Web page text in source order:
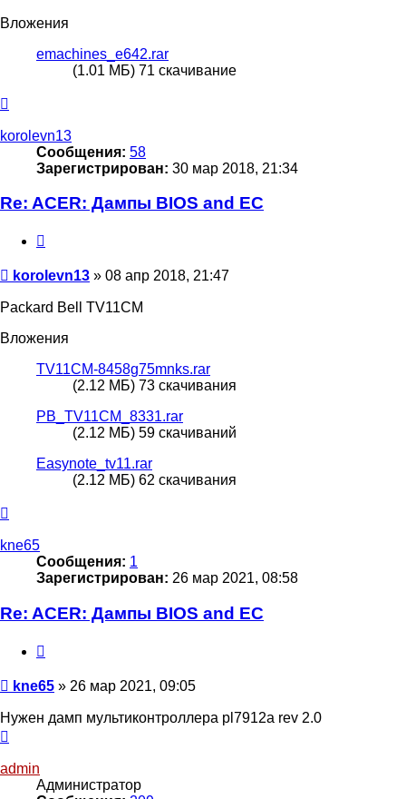
Вложения
emachines_e642.rar
(1.01 МБ) 71 скачивание
началу
korolevn13
Сообщения: 58
Зарегистрирован: 30 мар 2018, 21:34
Re: ACER: Дампы BIOS and EC
Сообщение
korolevn13 » 08 апр 2018, 21:47
Packard Bell TV11CM
Вложения
TV11CM-8458g75mnks.rar
(2.12 МБ) 73 скачивания
PB_TV11CM_8331.rar
(2.12 МБ) 59 скачиваний
Easynote_tv11.rar
(2.12 МБ) 62 скачивания
началу
kne65
Сообщения: 1
Зарегистрирован: 26 мар 2021, 08:58
Re: ACER: Дампы BIOS and EC
Сообщение
kne65 » 26 мар 2021, 09:05
Нужен дамп мультиконтроллера pl7912a rev 2.0
началу
admin
Администратор